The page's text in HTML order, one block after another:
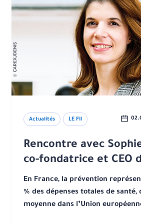
Actualités LE FIl
Rencontre avec
co-fondatrice et CEO
En France, la prévention
% des dépenses totales de santé,
moyenne dans l’Union